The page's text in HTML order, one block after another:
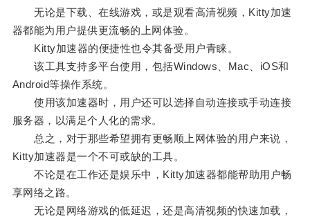
无论是下载、在线游戏，或是观看高清视频，Kitty加速
器都能为用户提供更流畅的上网体验。
Kitty加速器的便捷性也令其备受用户青睐。
该工具支持多平台使用，包括Windows、Mac、iOS和
Android等操作系统。
使用该加速器时，用户还可以选择自动连接或手动连接
服务器，以满足个人化的需求。
总之，对于那些希望拥有更畅顺上网体验的用户来说，
Kitty加速器是一个不可或缺的工具。
不论是在工作还是娱乐中，Kitty加速器都能帮助用户畅
享网络之路。
无论是网络游戏的低延迟，还是高清视频的快速加载，